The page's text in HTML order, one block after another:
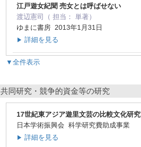
江戸遊女紀聞 売女とは呼ばせない
渡辺憲司（ 担当： 単著）
ゆまに書房 2013年1月31日
▶ 詳細を見る
▼全件表示
共同研究・競争的資金等の研究
17世紀東アジア遊里文芸の比較文化研究
日本学術振興会 科学研究費助成事業
▶ 詳細を見る